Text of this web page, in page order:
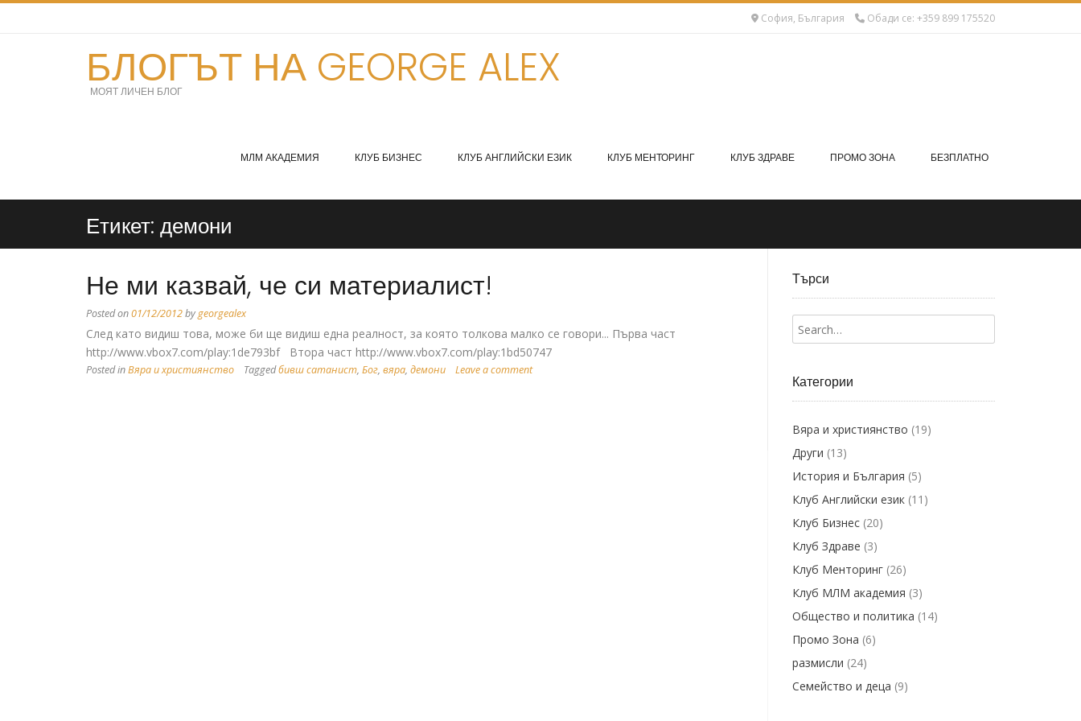
София, България Обади се: +359 899 175520
БЛОГЪТ НА GEORGE ALEX
МОЯТ ЛИЧЕН БЛОГ
МЛМ АКАДЕМИЯ КЛУБ БИЗНЕС КЛУБ АНГЛИЙСКИ ЕЗИК КЛУБ МЕНТОРИНГ КЛУБ ЗДРАВЕ ПРОМО ЗОНА БЕЗПЛАТНО
Етикет: демони
Не ми казвай, че си материалист!
Posted on01/12/2012bygeorgealex
След като видиш това, може би ще видиш една реалност, за която толкова малко се говори... Първа част
http://www.vbox7.com/play:1de793bf Втора част http://www.vbox7.com/play:1bd50747
Posted inВяра и християнство Taggedбивш сатанист, Бог, вяра, демони Leave a comment
Търси
Категории
Вяра и християнство (19)
Други (13)
История и България (5)
Клуб Английски език(11)
Клуб Бизнес(20)
Клуб Здраве (3)
Клуб Менторинг(26)
Клуб МЛМ академия (3)
Общество и политика (14)
Промо Зона (6)
размисли (24)
Семейство и деца (9)